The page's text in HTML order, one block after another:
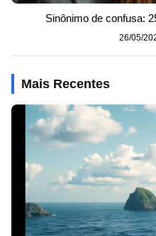
Sinônimo de confusa:
26/05/
Mais Recentes